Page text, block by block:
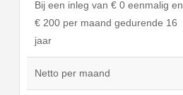
Bij een inleg van € 0 eenmalig en
€ 200 per maand gedurende 16
jaar
Netto per maand